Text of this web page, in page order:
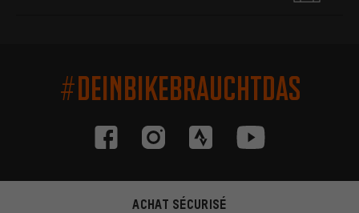
#DEINBIKEBRAUCHTDAS
ACHAT SÉCURISÉ